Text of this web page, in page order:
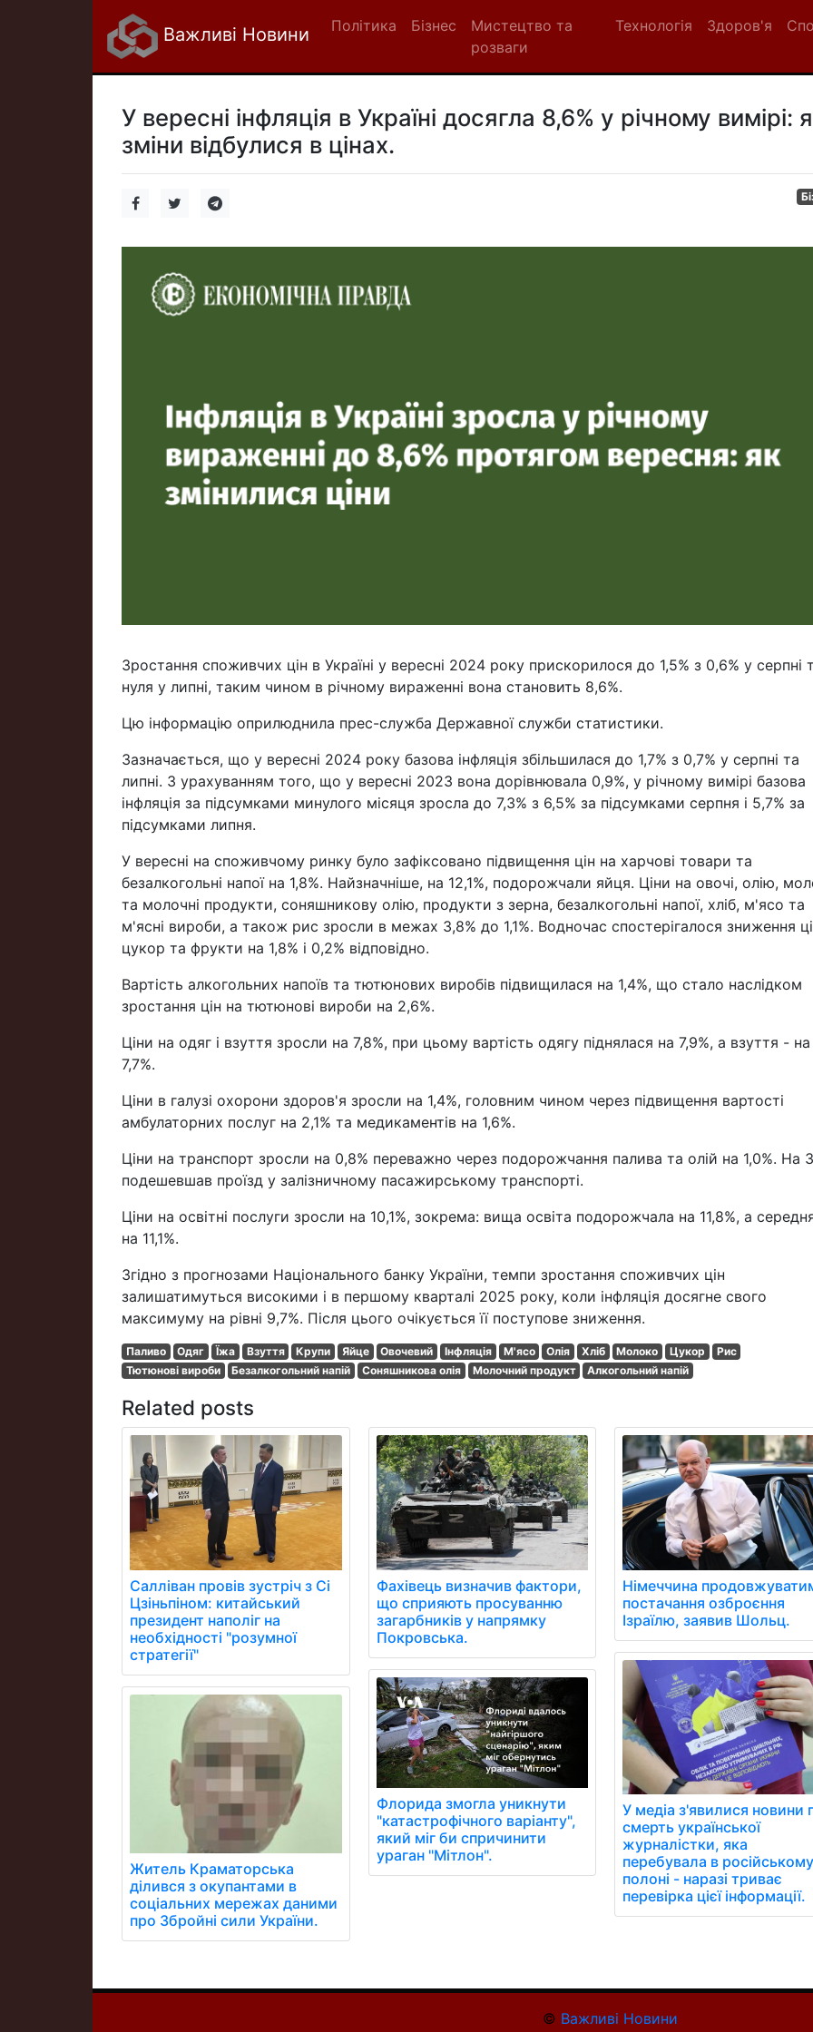
Важливі Новини Політика Бізнес
Мистецтво та
розваги
Технологія Здоров'я
У вересні інфляція в Україні досягла 8,6% у річному вимірі:
зміни відбулися в цінах.
Зростання споживчих цін в Україні у вересні 2024 року прискорилося до 1,5% з 0,6% у серпні
нуля у липні, таким чином в річному вираженні вона становить 8,6%.
Цю інформацію оприлюднила прес-служба Державної служби статистики.
Зазначається, що у вересні 2024 року базова інфляція збільшилася до 1,7% з 0,7% у серпні та
липні. З урахуванням того, що у вересні 2023 вона дорівнювала 0,9%, у річному вимірі базова
інфляція за підсумками минулого місяця зросла до 7,3% з 6,5% за підсумками серпня і 5,7% за
підсумками липня.
У вересні на споживчому ринку було зафіксовано підвищення цін на харчові товари та
безалкогольні напої на 1,8%. Найзначніше, на 12,1%, подорожчали яйця. Ціни на овочі, олію,
та молочні продукти, соняшникову олію, продукти з зерна, безалкогольні напої, хліб, м'ясо та
м'ясні вироби, а також рис зросли в межах 3,8% до 1,1%. Водночас спостерігалося зниження
цукор та фрукти на 1,8% і 0,2% відповідно.
Вартість алкогольних напоїв та тютюнових виробів підвищилася на 1,4%, що стало наслідком
зростання цін на тютюнові вироби на 2,6%.
Ціни на одяг і взуття зросли на 7,8%, при цьому вартість одягу піднялася на 7,9%, а взуття - на
7,7%.
Ціни в галузі охорони здоров'я зросли на 1,4%, головним чином через підвищення вартості
амбулаторних послуг на 2,1% та медикаментів на 1,6%.
Ціни на транспорт зросли на 0,8% переважно через подорожчання палива та олій на 1,0%. На
подешевшав проїзд у залізничному пасажирському транспорті.
Ціни на освітні послуги зросли на 10,1%, зокрема: вища освіта подорожчала на 11,8%, а
на 11,1%.
Згідно з прогнозами Національного банку України, темпи зростання споживчих цін
залишатимуться високими і в першому кварталі 2025 року, коли інфляція досягне свого
максимуму на рівні 9,7%. Після цього очікується її поступове зниження.
Паливо Одяг Їжа Взуття Крупи Яйце Овочевий Інфляція М'ясо Олія Хліб Молоко Цукор
Рис
Тютюнові вироби
Безалкогольний напій Соняшникова олія Молочний продукт Алкогольний напій
Related posts
Салліван провів зустріч з Сі
Цзіньпіном: китайський
президент наполіг на
необхідності "розумної
стратегії"
Житель Краматорська
ділився з окупантами в
соціальних мережах даними
про Збройні сили України.
Фахівець визначив фактори,
що сприяють просуванню
загарбників у напрямку
Покровська.
Флорида змогла уникнути
"катастрофічного варіанту",
який міг би спричинити
ураган "Мітлон".
Німеччина
постачання озброєння
Ізраїлю, заявив Шольц.
У медіа з'явилися новини
смерть української
журналістки, яка
перебувала в
полоні - наразі триває
перевірка цієї інформації.
© Важливі Новини